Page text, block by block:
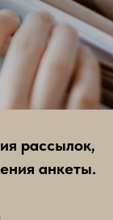
рассылок,
анкеты.